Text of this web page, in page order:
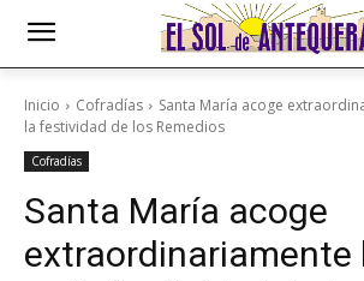
Inicio Cofradías
Santa María acoge
la festividad de los Remedios
Cofradías
Santa María acoge
extraordinariamente